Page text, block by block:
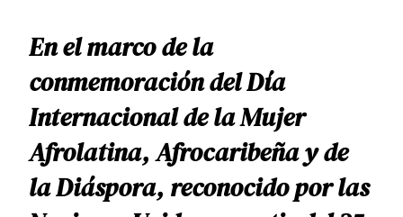
En el marco de la
conmemoración del Día
Internacional de la Mujer
Afrolatina, Afrocaribeña y de
la Diáspora, reconocido por las